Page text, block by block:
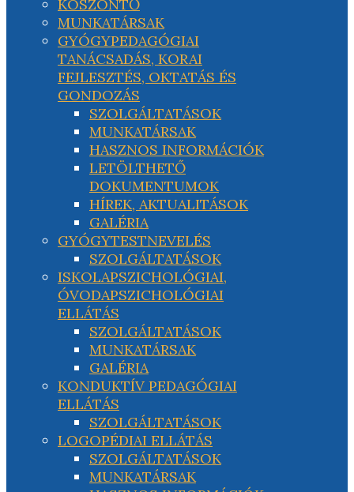
KÖSZÖNTŐ
MUNKATÁRSAK
GYÓGYPEDAGÓGIAI
TANÁCSADÁS, KORAI
FEJLESZTÉS, OKTATÁS ÉS
GONDOZÁS
SZOLGÁLTATÁSOK
MUNKATÁRSAK
HASZNOS INFORMÁCIÓK
LETÖLTHETŐ
DOKUMENTUMOK
HÍREK, AKTUALITÁSOK
GALÉRIA
GYÓGYTESTNEVELÉS
SZOLGÁLTATÁSOK
ISKOLAPSZICHOLÓGIAI,
ÓVODAPSZICHOLÓGIAI
ELLÁTÁS
SZOLGÁLTATÁSOK
MUNKATÁRSAK
GALÉRIA
KONDUKTÍV PEDAGÓGIAI
ELLÁTÁS
SZOLGÁLTATÁSOK
LOGOPÉDIAI ELLÁTÁS
SZOLGÁLTATÁSOK
MUNKATÁRSAK